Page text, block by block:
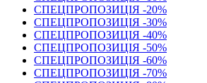
СПЕЦПРОПОЗИЦІЯ -20%
СПЕЦПРОПОЗИЦІЯ -30%
СПЕЦПРОПОЗИЦІЯ -40%
СПЕЦПРОПОЗИЦІЯ -50%
СПЕЦПРОПОЗИЦІЯ -60%
СПЕЦПРОПОЗИЦІЯ -70%